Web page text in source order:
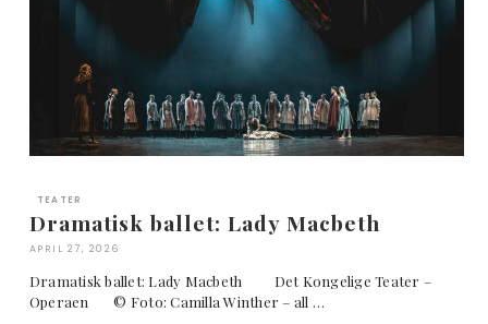
TEATER
Dramatisk ballet: Lady Macbeth
APRIL 27, 2026
Dramatisk ballet: Lady Macbeth Det Kongelige Teater –
Operaen © Foto: Camilla Winther – all …